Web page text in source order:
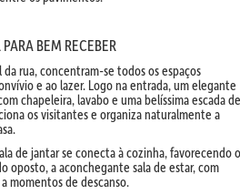
BEM RECEBER
rua, concentram-se todos os espaços
e ao lazer. Logo na entrada, um elegante
chapeleira, lavabo e uma belíssima escada de
os visitantes e organiza naturalmente a
de jantar se conecta à cozinha, favorecendo o
oposto, a aconchegante sala de estar, com
momentos de descanso.